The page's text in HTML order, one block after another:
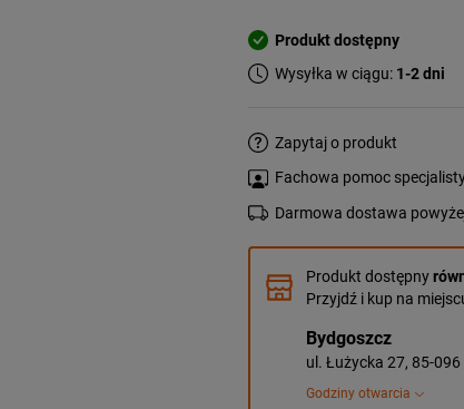
Produkt dostępny
Wysyłka w ciągu: 1-2 dni
Zapytaj o produkt
Fachowa pomoc
Darmowa dostawa
Produkt dostępny
Przyjdź i kup na
Bydgoszcz
ul. Łużycka 27, 85-
Godziny otwarcia